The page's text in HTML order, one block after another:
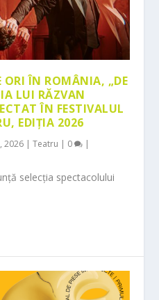
ORI ÎN ROMÂNIA, „DE
LUI RĂZVAN
ÎN FESTIVALUL
EDIȚIA 2026
2026 |Teatru | 0 |
selecția spectacolului